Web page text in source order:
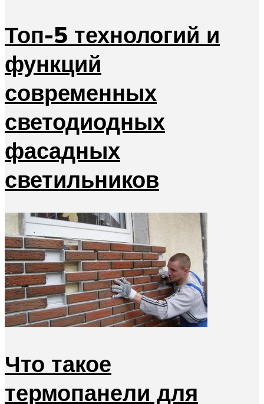
Топ-5 технологий и
функций
современных
светодиодных
фасадных
светильников
Что такое
термопанели для